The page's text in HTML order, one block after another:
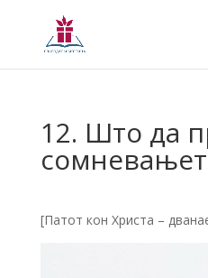
12. Што да
[Патот кон Христа –